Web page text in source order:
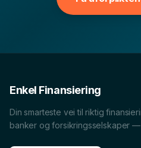
Horten
Enkel Finansiering
Din smarteste vei til riktig
banker og forsikringsselskaper